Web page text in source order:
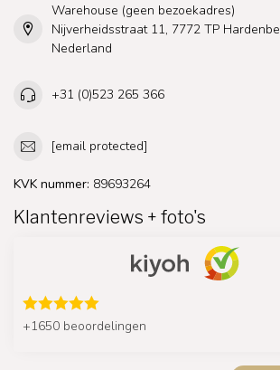
Warehouse (geen bezoekadres)
Nijverheidsstraat 11, 7772 TP
Nederland
+31 (0)523 265 366
[email protected]
KVK nummer: 89693264
Klantenreviews + foto's
+1650 beoordelingen